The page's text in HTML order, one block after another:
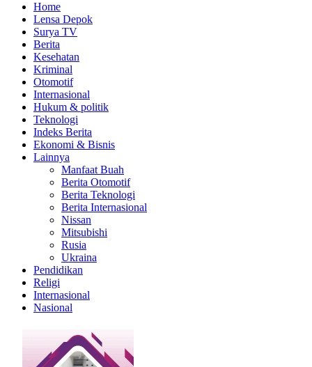
Home
Lensa Depok
Surya TV
Berita
Kesehatan
Kriminal
Otomotif
Internasional
Hukum & politik
Teknologi
Indeks Berita
Ekonomi & Bisnis
Lainnya
Manfaat Buah
Berita Otomotif
Berita Teknologi
Berita Internasional
Nissan
Mitsubishi
Rusia
Ukraina
Pendidikan
Religi
Internasional
Nasional